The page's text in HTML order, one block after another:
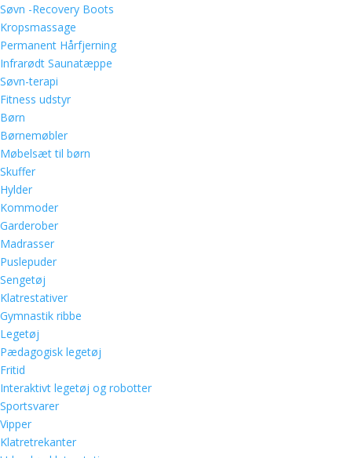
Søvn -Recovery Boots
Kropsmassage
Permanent Hårfjerning
Infrarødt Saunatæppe
Søvn-terapi
Fitness udstyr
Børn
Børnemøbler
Møbelsæt til børn
Skuffer
Hylder
Kommoder
Garderober
Madrasser
Puslepuder
Sengetøj
Klatrestativer
Gymnastik ribbe
Legetøj
Pædagogisk legetøj
Fritid
Interaktivt legetøj og robotter
Sportsvarer
Vipper
Klatretrekanter